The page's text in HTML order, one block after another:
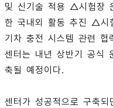
및 신기술 적용 △시험장
한 국내외 활동 추진 △시
기차 충전 시스템 관련 협
센터는 내년 상반기 공식
축될 예정이다.
센터가 성공적으로 구축